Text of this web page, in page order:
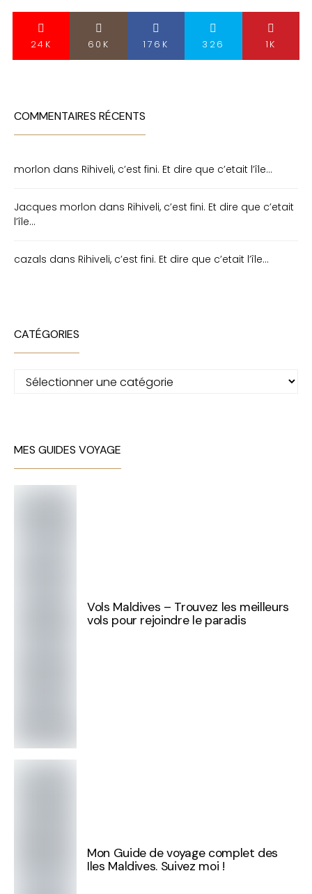
24K 60K 176K 326 1K
COMMENTAIRES RÉCENTS
morlon dans Rihiveli, c’est fini. Et dire que c’etait l’île…
Jacques morlon dans Rihiveli, c’est fini. Et dire que c’etait
l’île…
cazals dans Rihiveli, c’est fini. Et dire que c’etait l’île…
CATÉGORIES
Catégories
MES GUIDES VOYAGE
Vols Maldives – Trouvez les meilleurs
vols pour rejoindre le paradis
Mon Guide de voyage complet des
Iles Maldives. Suivez moi !